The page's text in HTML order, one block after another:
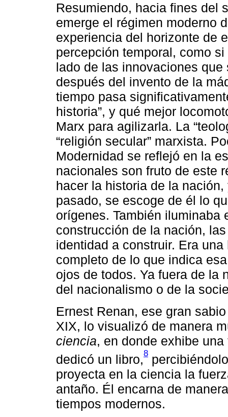
Resumiendo, hacia fines del
emerge el régimen moderno
experiencia del horizonte de
percepción temporal, como
lado de las innovaciones
después del invento de la
tiempo pasa
historia”, y qué mejor
Marx para agilizarla. La
“religión secular” marxista.
Modernidad se reflejó en la
nacionales son fruto de este
hacer la historia de la
pasado, se escoge de él lo
orígenes. También iluminaba
construcción de la nación,
identidad a construir. Era
completo de lo que indica
ojos de todos. Ya fuera de la
del nacionalismo o de la
Ernest Renan, ese gran
XIX, lo visualizó de manera
ciencia, en donde exhibe
dedicó un libro,8
proyecta en la ciencia la
antaño. Él encarna de
tiempos modernos.